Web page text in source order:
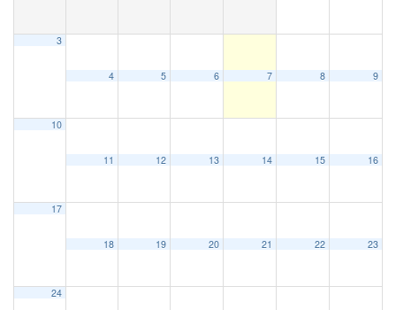
ステージビュー
中小会議室
3
4 5 6 7 8 9
10
11 12 13 14 15 16
17
18 19 20 21 22 23
24